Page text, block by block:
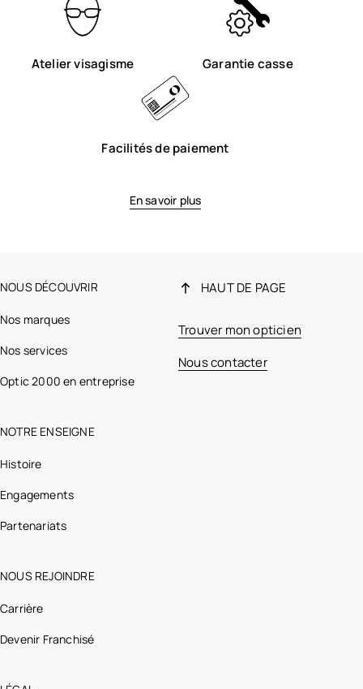
Atelier visagisme Garantie casse
Facilités de paiement
En savoir plus
NOUS DÉCOUVRIR
Nos marques
Nos services
Optic 2000 en entreprise
NOTRE ENSEIGNE
Histoire
Engagements
Partenariats
NOUS REJOINDRE
Carrière
Devenir Franchisé
HAUT DE PAGE
Trouver mon opticien
Nous contacter